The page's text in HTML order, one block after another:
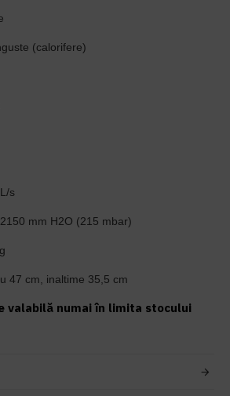
(calorifere)
s
mm H2O (215 mbar)
47 cm, inaltime 35,5 cm
valabilă numai în limita stocului